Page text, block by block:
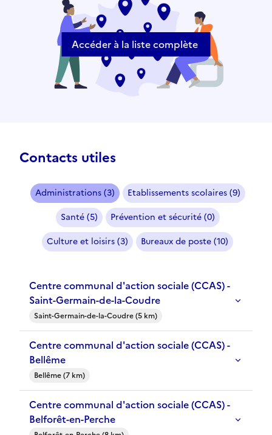
Accéder à la liste complète
Contacts utiles
Administrations (3)
Etablissements scolaires (9)
Santé (5)
Prévention et sécurité (0)
Culture et loisirs (3)
Bureaux de poste (10)
Centre communal d'action sociale (CCAS) -
Saint-Germain-de-la-Coudre
Saint-Germain-de-la-Coudre (5 km)
Centre communal d'action sociale (CCAS) -
Bellême
Bellême (7 km)
Centre communal d'action sociale (CCAS) -
Belforêt-en-Perche